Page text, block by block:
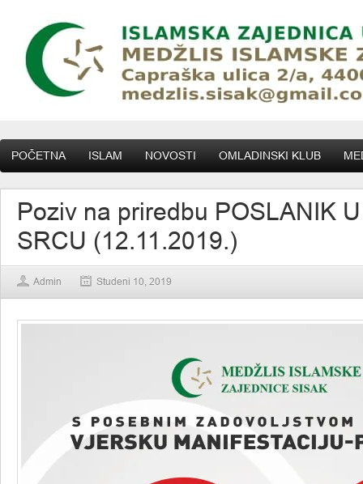
POČETNA ISLAM NOVOSTI OMLADINSKI KLUB
Poziv na priredbu POSLANIK
SRCU (12.11.2019.)
Admin Studeni 10, 2019